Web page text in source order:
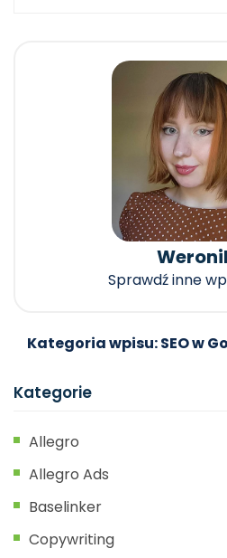
Sprawdź inne
Kategoria wpisu: SEO w
Kategorie
Allegro
Allegro Ads
Baselinker
Copywriting